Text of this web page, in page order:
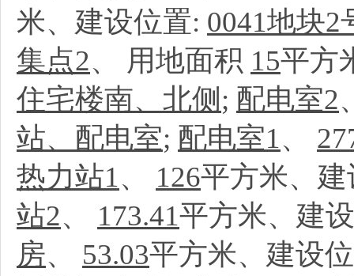
米、建设位置: 0041地块
集点2、 用地面积 15平方
住宅楼南、北侧 ; 配电室2
站、配电室; 配电室1、
热力站1、 126平方米、
站2、 173.41平方米、建
房、 53.03平方米、建设